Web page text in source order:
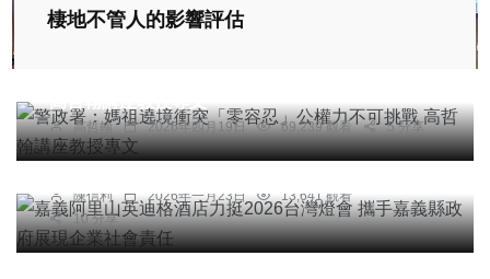
棲地不管人的影響評估
高哲翰 2026年四月19日 69,239 觀看 5 分享
綜合新聞 旅遊
嘉義阿里山英迪格酒店力挺2026台灣燈會 攜手嘉
陳信利 2026年一月23日
13,641 觀看
10 分享
專欄
高哲翰講座教授回應賴清德總統「韌性之島，希望